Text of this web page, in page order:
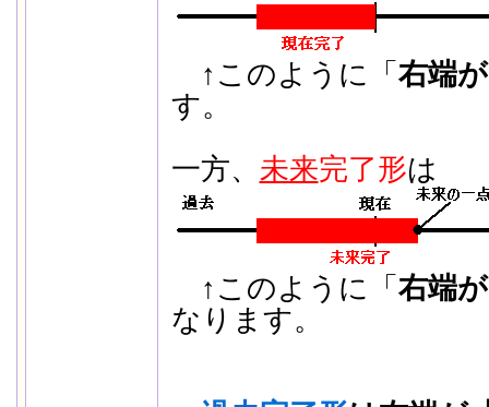
↑このように「 右端
す。
一方、 未来完了形は
↑このように「 右端
なります。